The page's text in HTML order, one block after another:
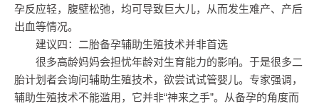
孕反应轻，腹壁松弛，均可导致巨大儿，从而发生难产、产后
出血等情况。
建议四：二胎备孕辅助生殖技术并非首选
很多高龄妈妈会担忧年龄对生育能力的影响。于是很多二
胎计划者会询问辅助生殖技术，欲尝试试管婴儿。专家强调，
辅助生殖技术不能滥用，它并非“神来之手”。从备孕的角度而